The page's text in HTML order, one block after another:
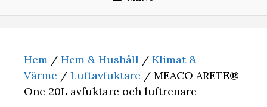
Hem / Hem & Hushåll / Klimat &
Värme / Luftavfuktare / MEACO ARETE®
One 20L avfuktare och luftrenare